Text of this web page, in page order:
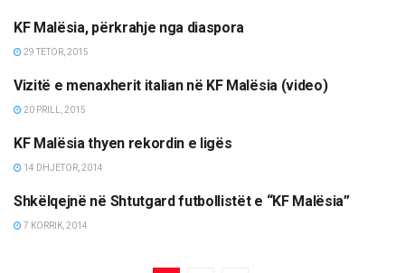
SPORT
KF Malësia, përkrahje nga diaspora
29 TETOR, 2015
SPORT
Vizitë e menaxherit italian në KF Malësia (video)
20 PRILL, 2015
SPORT
KF Malësia thyen rekordin e ligës
14 DHJETOR, 2014
SPORT
Shkëlqejnë në Shtutgard futbollistët e “KF Malësia”
7 KORRIK, 2014